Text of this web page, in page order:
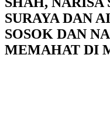
SURAYA DAN
SOSOK DAN
MEMAHAT DI